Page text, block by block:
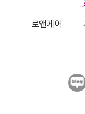
로앤케어